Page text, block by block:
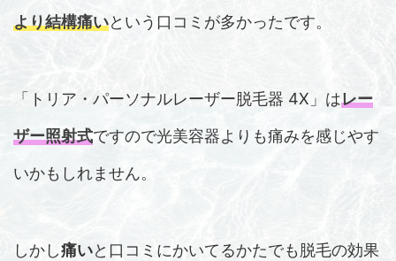
より結構痛いという口コミが多かったです。
「トリア・パーソナルレーザー脱毛器 4X」はレー
ザー照射式ですので光美容器よりも痛みを感じやす
いかもしれません。
しかし痛いと口コミにかいてるかたでも脱毛の効果